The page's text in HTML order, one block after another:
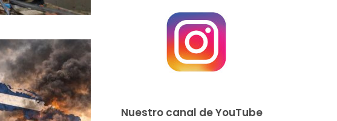
Nuestro canal de YouTube